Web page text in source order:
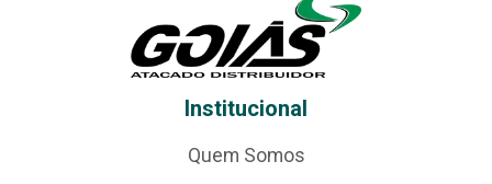
Institucional
Quem Somos